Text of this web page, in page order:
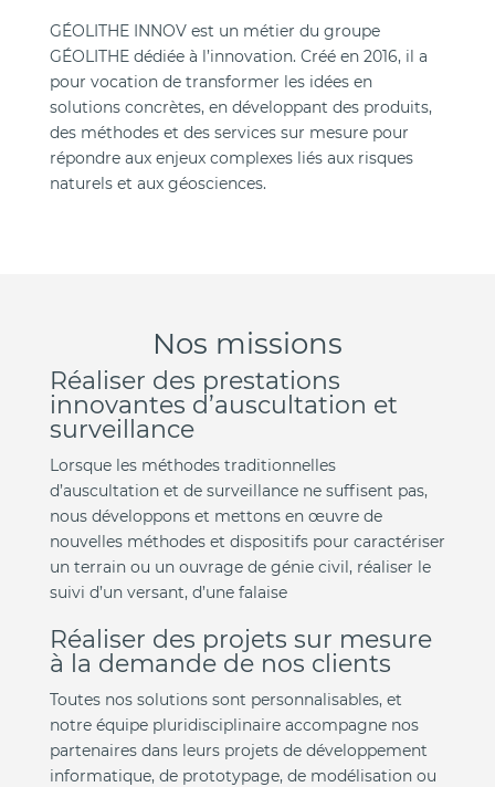
GÉOLITHE INNOV est un métier du groupe
GÉOLITHE dédiée à l’innovation. Créé en 2016, il a
pour vocation de transformer les idées en
solutions concrètes, en développant des produits,
des méthodes et des services sur mesure pour
répondre aux enjeux complexes liés aux risques
naturels et aux géosciences.
Nos missions
Réaliser des prestations
innovantes d’auscultation et
surveillance
Lorsque les méthodes traditionnelles
d’auscultation et de surveillance ne suffisent pas,
nous développons et mettons en œuvre de
nouvelles méthodes et dispositifs pour caractériser
un terrain ou un ouvrage de génie civil, réaliser le
suivi d’un versant, d’une falaise
Réaliser des projets sur mesure
à la demande de nos clients
Toutes nos solutions sont personnalisables, et
notre équipe pluridisciplinaire accompagne nos
partenaires dans leurs projets de développement
informatique, de prototypage, de modélisation ou